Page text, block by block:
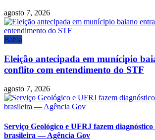
agosto 7, 2026
Bahia
Eleição antecipada em munícipio
conflito com entendimento do STF
agosto 7, 2026
Serviço Geológico e UFRJ fazem
brasileira — Agência Gov